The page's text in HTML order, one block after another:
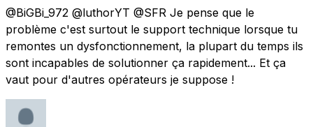
@BiGBi_972 @luthorYT @SFR Je pense que le
problème c'est surtout le support technique lorsque tu
remontes un dysfonctionnement, la plupart du temps ils
sont incapables de solutionner ça rapidement... Et ça
vaut pour d'autres opérateurs je suppose !